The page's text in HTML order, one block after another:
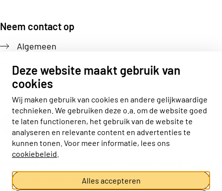
Deze website maakt gebruik van
cookies
Wij maken gebruik van cookies en andere gelijkwaardige
technieken. We gebruiken deze o.a. om de website goed
te laten functioneren, het gebruik van de website te
analyseren en relevante content en advertenties te
kunnen tonen. Voor meer informatie, lees ons
cookiebeleid
Alles accepteren
Neem contact op
Algemeen
Pers
Volg ons
Actiz linkedin
Actiz instagram
Actiz youtube
Actiz facebook
Cookie-instellingen aanpassen